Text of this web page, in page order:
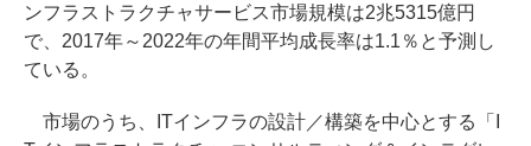
ンフラストラクチャサービス市場規模は2兆5315億円
で、2017年～2022年の年間平均成長率は1.1％と予測し
ている。
市場のうち、ITインフラの設計／構築を中心とする「I